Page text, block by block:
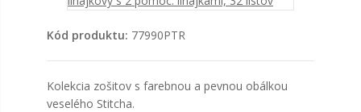
Kód produktu: 77990PTR
Kolekcia zošitov s farebnou a pevnou obálkou
veselého Stitcha.